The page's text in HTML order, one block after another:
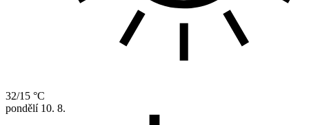
32/15 °C
pondělí 10. 8.